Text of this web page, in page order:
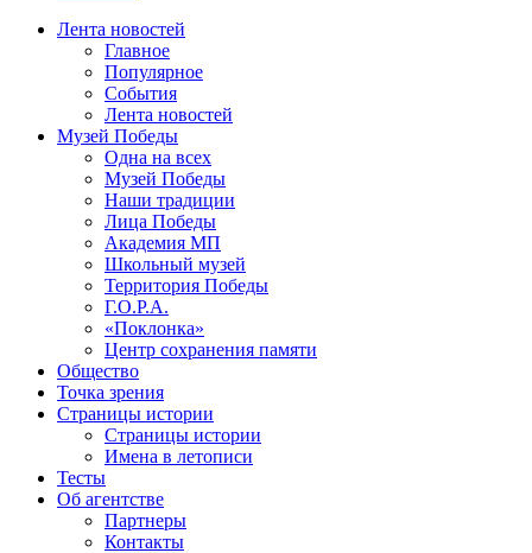
Лента новостей
Главное
Популярное
События
Лента новостей
Музей Победы
Одна на всех
Музей Победы
Наши традиции
Лица Победы
Академия МП
Школьный музей
Территория Победы
Г.О.Р.А.
«Поклонка»
Центр сохранения памяти
Общество
Точка зрения
Страницы истории
Страницы истории
Имена в летописи
Тесты
Об агентстве
Партнеры
Контакты